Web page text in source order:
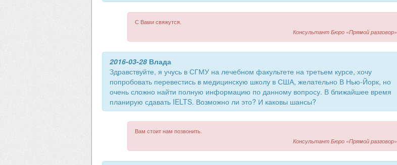
С Вами свяжутся.
Консультант Бюро «Прямой разговор»
2016-03-28 Влада
Здравствуйте, я учусь в СГМУ на лечебном факультете на третьем курсе, хочу
попробовать перевестись в медицинскую школу в США, желательно В Нью-Йорк, но
очень сложно найти полную информацию по данному вопросу. В ближайшее время
планирую сдавать IELTS. Возможно ли это? И каковы шансы?
Вам стоит нам позвонить.
Консультант Бюро «Прямой разговор»